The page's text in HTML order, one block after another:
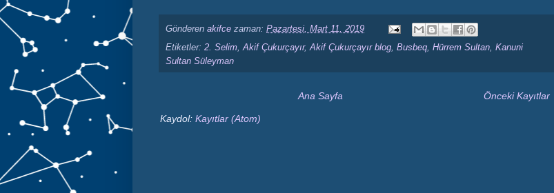
Gönderen akifce zaman: Pazartesi, Mart 11, 2019
Etiketler: 2. Selim Akif Çukurçayır, Akif Çukurçayır blog Busbeq Hürrem Sultan Kanuni
Sultan Süleyman
Önceki Kayıtlar
Ana Sayfa
Kaydol: Kayıtlar (Atom)